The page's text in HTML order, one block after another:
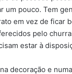
um pouco. Tem
em vez de ficar
pelo
estar à
decoração e